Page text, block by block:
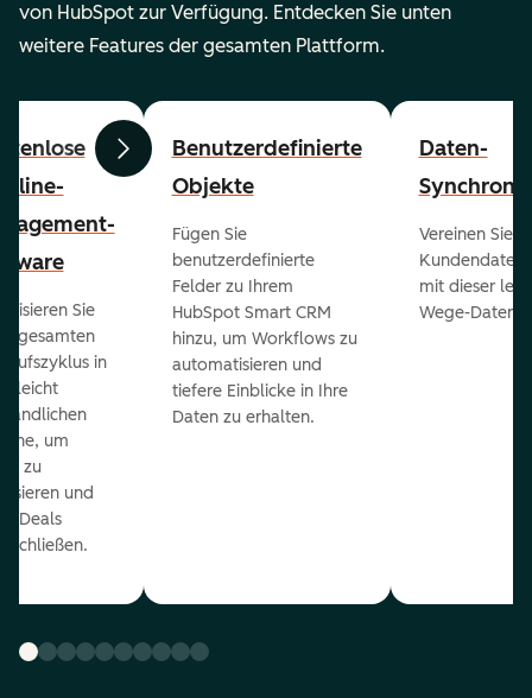
von HubSpot zur Verfügung. Entdecken Sie unten
weitere Features der gesamten Plattform.
ZurückWeiter
Sie
gesamten
in
leicht
um
zu
und
Deals
Benutzerdefinierte
Objekte
Fügen Sie
benutzerdefinierte
Felder zu Ihrem
HubSpot Smart CRM
hinzu, um Workflows zu
automatisieren und
tiefere Einblicke in Ihre
Daten zu erhalten.
Daten-
Vereinen Sie
Kundendaten
mit dieser
Wege-Daten-